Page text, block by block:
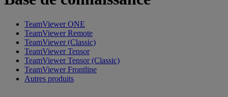
TeamViewer ONE
TeamViewer Remote
TeamViewer (Classic)
TeamViewer Tensor
TeamViewer Tensor (Classic)
TeamViewer Frontline
Autres produits